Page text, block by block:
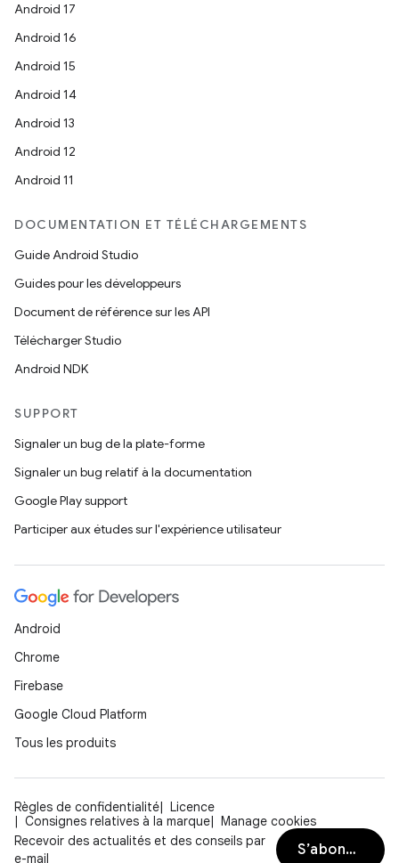
Android 17
Android 16
Android 15
Android 14
Android 13
Android 12
Android 11
DOCUMENTATION ET TÉLÉCHARGEMENTS
Guide Android Studio
Guides pour les développeurs
Document de référence sur les API
Télécharger Studio
Android NDK
SUPPORT
Signaler un bug de la plate-forme
Signaler un bug relatif à la documentation
Google Play support
Participer aux études sur l'expérience utilisateur
Android
Chrome
Firebase
Google Cloud Platform
Tous les produits
Règles de confidentialité
Licence
Consignes relatives à la marque
Manage cookies
Recevoir des actualités et des conseils par
e-mail
S’abonner